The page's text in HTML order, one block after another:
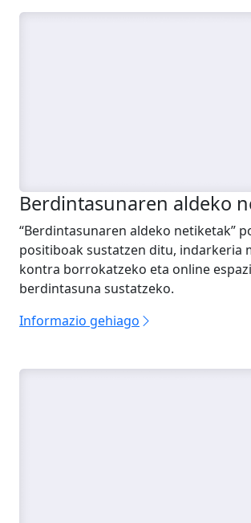
Berdintasunaren aldeko
“Berdintasunaren aldeko netiketak”
positiboak sustatzen ditu, indarkeria
kontra borrokatzeko eta online
berdintasuna sustatzeko.
Informazio gehiago